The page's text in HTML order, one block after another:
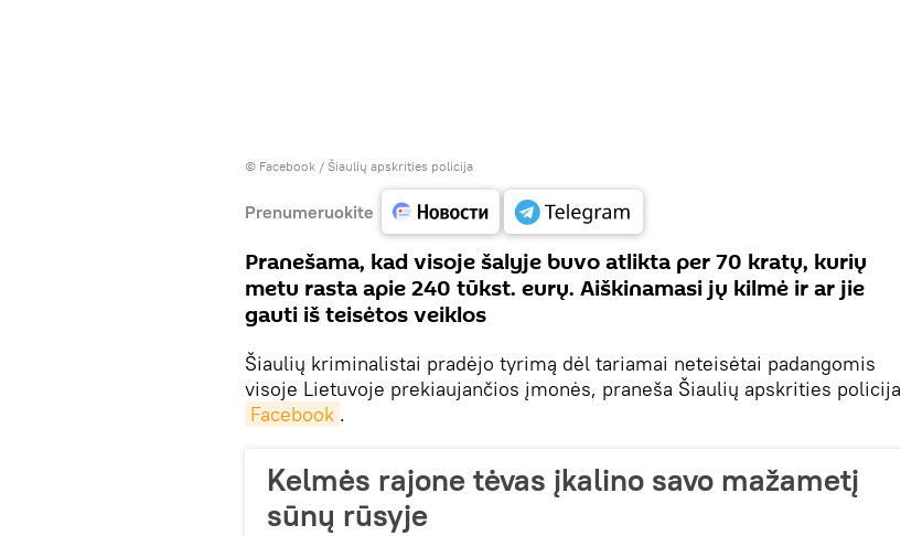
© Facebook / Šiaulių apskrities policija
Prenumeruokite
Pranešama, kad visoje šalyje buvo atlikta per 70 kratų, kurių
metu rasta apie 240 tūkst. eurų. Aiškinamasi jų kilmė ir ar jie
gauti iš teisėtos veiklos
Šiaulių kriminalistai pradėjo tyrimą dėl tariamai neteisėtai padangomis
visoje Lietuvoje prekiaujančios įmonės, praneša Šiaulių apskrities policija
Facebook .
Kelmės rajone tėvas įkalino savo mažametį
sūnų rūsyje